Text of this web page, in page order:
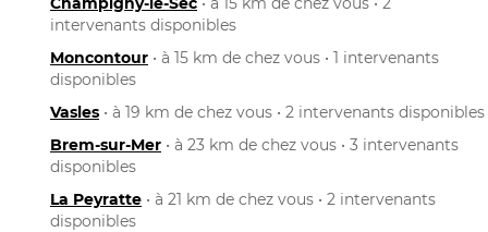
intervenants disponibles
Moncontour • à 15 km de chez vous • 1 intervenants
disponibles
Vasles • à 19 km de chez vous • 2 intervenants disponibles
Brem-sur-Mer • à 23 km de chez vous • 3 intervenants
disponibles
La Peyratte • à 21 km de chez vous • 2 intervenants
disponibles